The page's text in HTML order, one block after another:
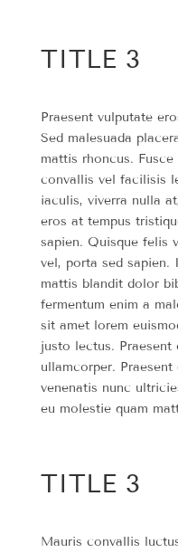
TITLE 3
Praesent vulputate
Sed malesuada
mattis rhoncus.
convallis vel facilisis
iaculis, viverra nulla
eros at tempus
sapien. Quisque felis
vel, porta sed sapien.
mattis blandit dolor
fermentum enim a
sit amet lorem
justo lectus. Praesent
ullamcorper.
venenatis nunc
eu molestie quam
TITLE 3
Mauris convallis